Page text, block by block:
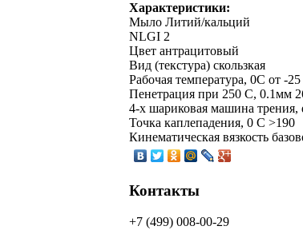
Характеристики:
Мыло Литий/кальций
NLGI 2
Цвет антрацитовый
Вид (текстура) скользкая
Рабочая температура, 0C от -
Пенетрация при 250 С, 0.1мм
4-x шариковая машина трения,
Точка каплепадения, 0 С >190
Кинематическая вязкость
Контакты
+7 (499) 008-00-29